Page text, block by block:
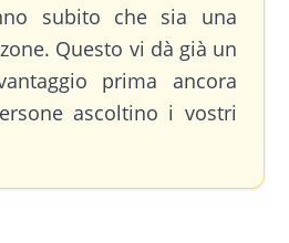
subito che sia una
Questo vi dà già un
prima ancora
ascoltino i vostri